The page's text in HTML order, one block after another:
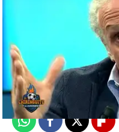
mega
Madrid
Publicado: 05 de
WhatsappFacebook
X